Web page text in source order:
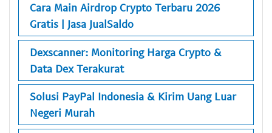
Cara Main Airdrop Crypto Terbaru 2026
Gratis | Jasa JualSaldo
Dexscanner: Monitoring Harga Crypto &
Data Dex Terakurat
Solusi PayPal Indonesia & Kirim Uang Luar
Negeri Murah